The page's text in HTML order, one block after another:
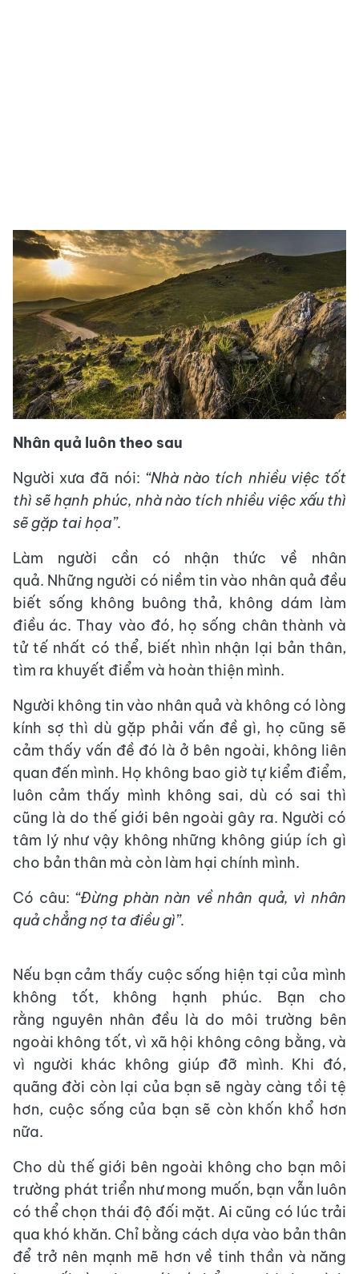
Nhân quả luôn theo sau
Người xưa đã nói: “Nhà nào tích nhiều việc tốt
thì sẽ hạnh phúc, nhà nào tích nhiều việc xấu thì
sẽ gặp tai họa”.
Làm người cần có nhận ​thức về nhân
quả. Những người có niềm tin vào nhân quả đều
biết sống không buông thả, không dám làm
điều ác. Thay vào đó, họ sống chân thành và
tử tế nhất có thể, biết nhìn nhận lại bản thân,
tìm ra khuyết điểm và hoàn thiện mình.
Người không tin vào nhân quả và không có lòng
kính sợ thì dù gặp phải vấn đề gì, họ cũng sẽ
cảm thấy vấn đề đó là ở bên ngoài, không liên
quan đến mình. Họ không bao giờ tự kiểm điểm,
luôn cảm thấy mình không sai, dù có sai thì
cũng là do thế giới bên ngoài gây ra. Người có
tâm lý như vậy không những không giúp ích gì
cho bản thân mà còn làm hại chính mình.
Có câu: “Đừng phàn nàn về nhân quả, vì nhân
quả chẳng nợ ta điều gì”.
Nếu bạn cảm thấy cuộc sống hiện tại của mình
không tốt, không hạnh phúc. Bạn cho
rằng nguyên nhân đều là do môi trường bên
ngoài không tốt, vì xã hội không công bằng, và
vì người khác không giúp đỡ mình. Khi đó,
quãng đời còn lại của bạn sẽ ngày càng tồi tệ
hơn, cuộc sống của bạn sẽ còn khốn khổ hơn
nữa.
Cho dù thế giới bên ngoài không cho bạn môi
trường phát triển như mong muốn, bạn vẫn luôn
có thể chọn thái độ đối mặt. Ai cũng có lúc trải
qua khó khăn. Chỉ bằng cách dựa vào bản thân
để trở nên mạnh mẽ hơn về tinh thần và năng